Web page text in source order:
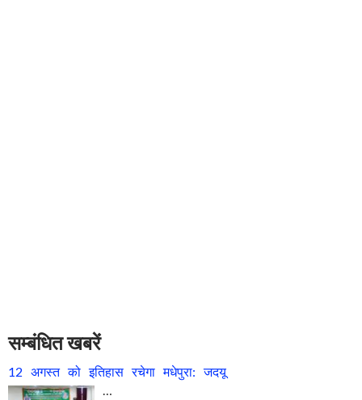
सम्बंधित खबरें
12 अगस्त को इतिहास रचेगा मधेपुरा: जदयू